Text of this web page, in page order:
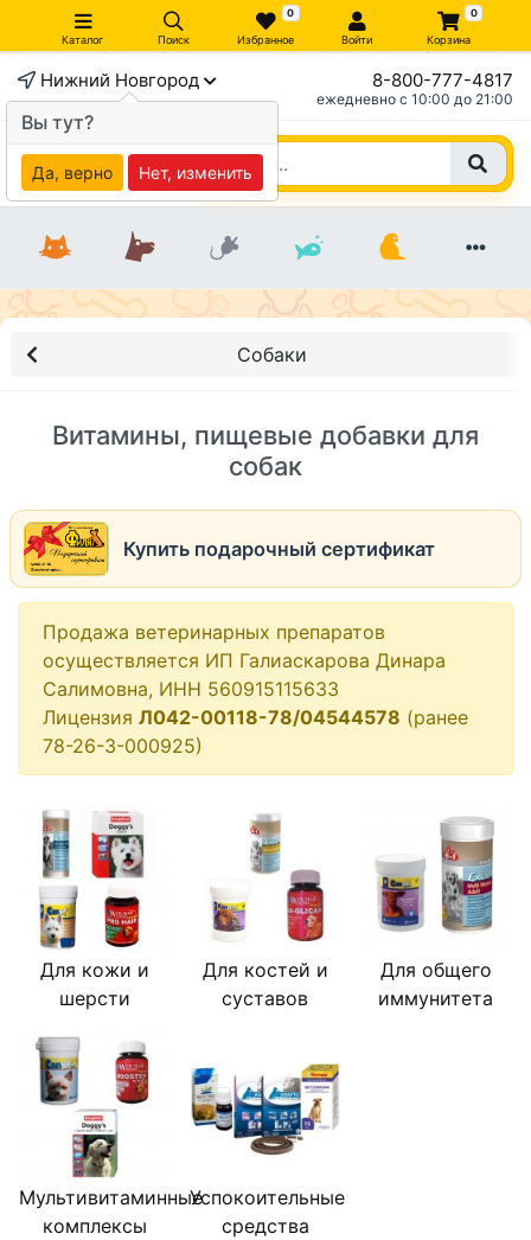
Каталог Поиск
0
Избранное Войти
0
Корзина
Нижний Новгород 8-800-777-4817
ежедневно c 10:00 до 21:00
Собаки
Витамины, пищевые добавки для
собак
Купить подарочный сертификат
Продажа ветеринарных препаратов
осуществляется ИП Галиаскарова Динара
Салимовна, ИНН 560915115633
Лицензия Л042-00118-78/04544578 (ранее
78-26-3-000925)
Для кожи и
шерсти
Для костей и
суставов
Для общего
иммунитета
Мультивитаминные
комплексы
Успокоительные
средства
Вы тут?
Да, верно Нет, изменить